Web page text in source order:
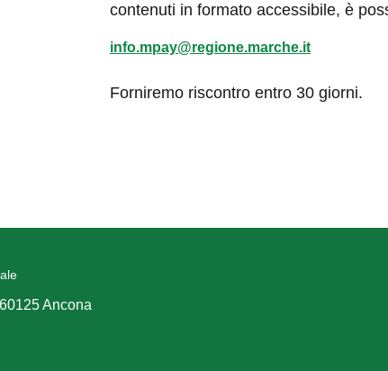
contenuti in formato accessibile, è
info.mpay@regione.marche.it
Forniremo riscontro entro 30 giorni.
Ancona